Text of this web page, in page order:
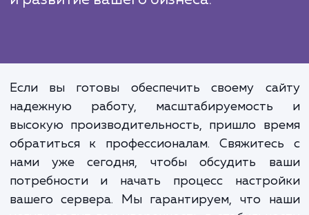
необходимо
вперед, который может помочь
бизнесу
конкурентоспособным и
Но без правильной
обслуживания эти технологии
раскрыть свой полный